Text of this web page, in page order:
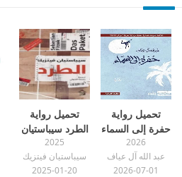
تحميل رواية
حفرة إلى السماء
pdf
2026
عبد الله آل عياف
2026-07-01
تحميل رواية
الطرد سيباستيان
فيتزيك pdf
2025
سيباستيان فيتزيك
2025-01-20